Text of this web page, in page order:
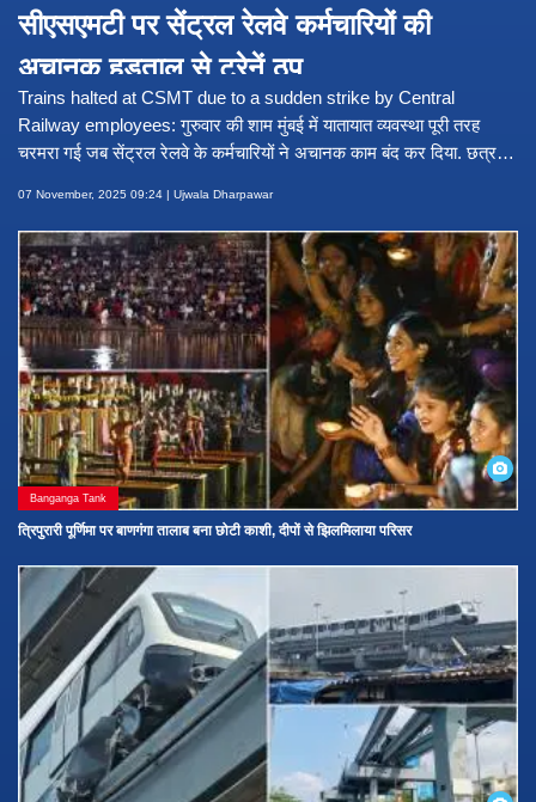
सीएसएमटी पर सेंट्रल रेलवे कर्मचारियों की
अचानक हड़ताल से ट्रेनें ठप
Trains halted at CSMT due to a sudden strike by Central
Railway employees: गुरुवार की शाम मुंबई में यातायात व्यवस्था पूरी तरह
चरमरा गई जब सेंट्रल रेलवे के कर्मचारियों ने अचानक काम बंद कर दिया. छत्रपति
उपनगरीय ट्रेनों का संचालन अचानक रोक दिया गया, जिससे हजारों यात्री स्टेशन
पर फंस गए. देखें सीएसएमटी स्टेशन की तस्वीरें- (Pic/Ashish Raje)
07 November, 2025 09:24 | Ujwala Dharpawar
Banganga Tank
त्रिपुरारी पूर्णिमा पर बाणगंगा तालाब बना छोटी काशी, दीपों से झिलमिलाया परिसर